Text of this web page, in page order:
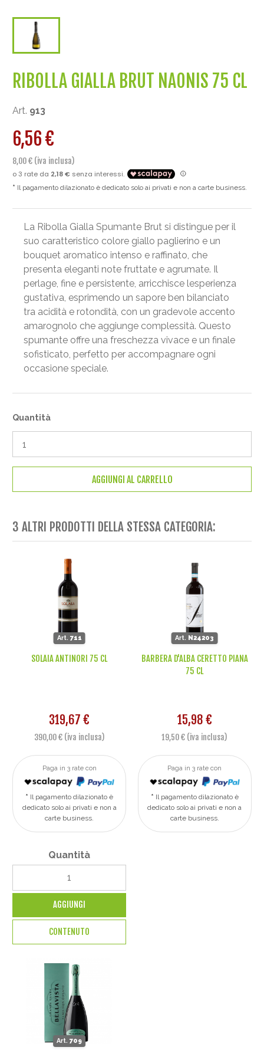
RIBOLLA GIALLA BRUT NAONIS 75 CL
Art. 913
6,56 €
8,00 € (iva inclusa)
Il pagamento dilazionato è dedicato solo ai privati e non a carte business.
La Ribolla Gialla Spumante Brut si distingue per il
suo caratteristico colore giallo paglierino e un
bouquet aromatico intenso e raffinato, che
presenta eleganti note fruttate e agrumate. Il
perlage, fine e persistente, arricchisce lesperienza
gustativa, esprimendo un sapore ben bilanciato
tra acidità e rotondità, con un gradevole accento
amarognolo che aggiunge complessità. Questo
spumante offre una freschezza vivace e un finale
sofisticato, perfetto per accompagnare ogni
occasione speciale.
Quantità
AGGIUNGI AL CARRELLO
3 ALTRI PRODOTTI DELLA STESSA CATEGORIA:
Art. 711
SOLAIA ANTINORI 75 CL
319,67 €
390,00 € (iva inclusa)
Paga in 3 rate con
Il pagamento dilazionato è
dedicato solo ai privati e non a
carte business.
Quantità
AGGIUNGI
CONTENUTO
Art. N24203
BARBERA D'ALBA CERETTO PIANA
75 CL
15,98 €
19,50 € (iva inclusa)
Paga in 3 rate con
Il pagamento dilazionato è
dedicato solo ai privati e non a
carte business.
Art.709